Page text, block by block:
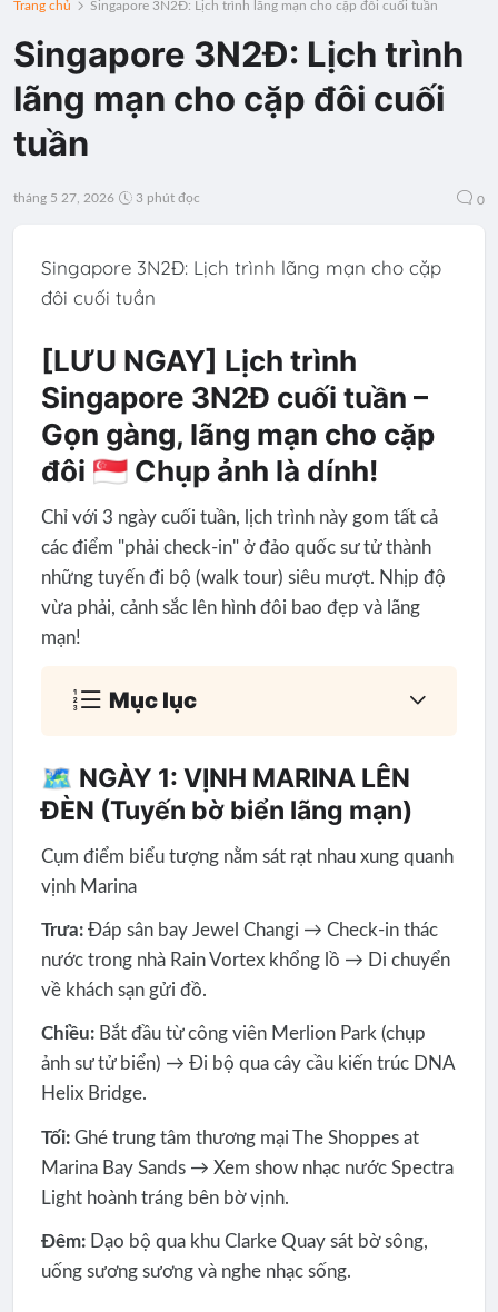
Trang chủ Singapore 3N2Đ: Lịch trình lãng mạn cho cặp đôi cuối tuần
Singapore 3N2Đ: Lịch trình
lãng mạn cho cặp đôi cuối
tuần
tháng 5 27, 2026 3 phút đọc 0
Singapore 3N2Đ: Lịch trình lãng mạn cho cặp
đôi cuối tuần
[LƯU NGAY] Lịch trình
Singapore 3N2Đ cuối tuần –
Gọn gàng, lãng mạn cho cặp
đôi 🇸🇬 Chụp ảnh là dính!
Chỉ với 3 ngày cuối tuần, lịch trình này gom tất cả
các điểm "phải check-in" ở đảo quốc sư tử thành
những tuyến đi bộ (walk tour) siêu mượt. Nhịp độ
vừa phải, cảnh sắc lên hình đôi bao đẹp và lãng
mạn!
Mục lục
🗺️ NGÀY 1: VỊNH MARINA LÊN
ĐÈN (Tuyến bờ biển lãng mạn)
Cụm điểm biểu tượng nằm sát rạt nhau xung quanh
vịnh Marina
Trưa:Đáp sân bay Jewel Changi → Check-in thác
nước trong nhà Rain Vortex khổng lồ → Di chuyển
về khách sạn gửi đồ.
Chiều:Bắt đầu từ công viên Merlion Park (chụp
ảnh sư tử biển) → Đi bộ qua cây cầu kiến trúc DNA
Helix Bridge.
Tối:Ghé trung tâm thương mại The Shoppes at
Marina Bay Sands → Xem show nhạc nước Spectra
Light hoành tráng bên bờ vịnh.
Đêm:Dạo bộ qua khu Clarke Quay sát bờ sông,
uống sương sương và nghe nhạc sống.